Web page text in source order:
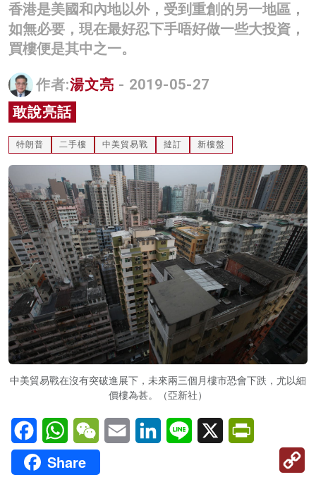
商業
科技
影片
名家榜
灼見活動
關於我們
香港是美國和內地以外，受到重創的另一地區，
如無必要，現在最好忍下手唔好做一些大投資，
買樓便是其中之一。
作者:湯文亮 - 2019-05-27
敢說亮話
特朗普 二手樓 中美貿易戰 撻訂 新樓盤
中美貿易戰在沒有突破進展下，未來兩三個月樓市恐會下跌，尤以細
價樓為甚。（亞新社）
FacebookWhatsAppWeChatEmail LinkedInLine X
Share